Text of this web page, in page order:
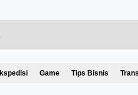
Game Tips Bisnis